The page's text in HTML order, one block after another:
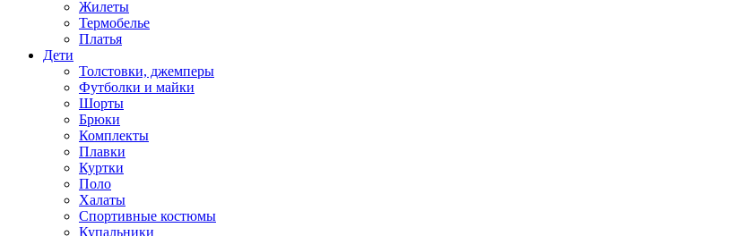
Жилеты
Термобелье
Платья
Дети
Толстовки, джемперы
Футболки и майки
Шорты
Брюки
Комплекты
Плавки
Куртки
Поло
Халаты
Спортивные костюмы
Купальники